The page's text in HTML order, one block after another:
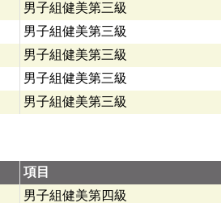
男子組健美第三級
男子組健美第三級
男子組健美第三級
男子組健美第三級
男子組健美第三級
項目
男子組健美第四級